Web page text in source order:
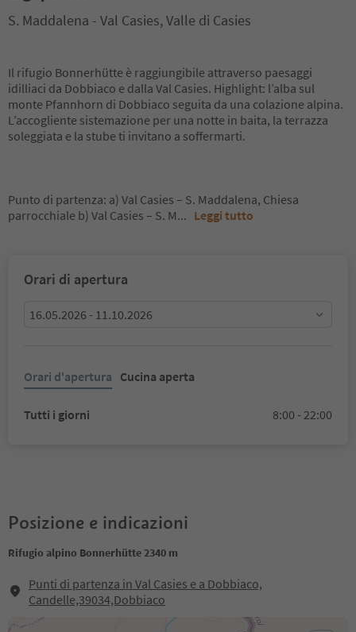
S. Maddalena - Val Casies, Valle di Casies
Il rifugio Bonnerhütte è raggiungibile attraverso paesaggi
idilliaci da Dobbiaco e dalla Val Casies. Highlight: l’alba sul
monte Pfannhorn di Dobbiaco seguita da una colazione alpina.
L’accogliente sistemazione per una notte in baita, la terrazza
soleggiata e la stube ti invitano a soffermarti.
Punto di partenza: a) Val Casies – S. Maddalena, Chiesa
parrocchiale b) Val Casies – S. M... Leggi tutto
Orari di apertura
16.05.2026 - 11.10.2026
Orari d'apertura Cucina aperta
Tutti i giorni 8:00 - 22:00
Posizione e indicazioni
Rifugio alpino Bonnerhütte 2340 m
Punti di partenza in Val Casies e a Dobbiaco,
Candelle,39034,Dobbiaco